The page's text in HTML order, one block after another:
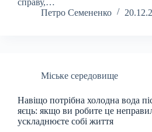
Петро Семененко
Міське середовище
Навіщо потрібна холодна вода
яєць: якщо ви робите це
ускладнюєте собі життя